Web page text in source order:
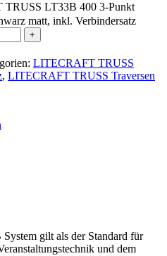
TRUSS LT33B 400 3-Punkt
matt, inkl. Verbindersatz
LITECRAFT TRUSS
, LITECRAFT TRUSS Traversen
gilt als der Standard für
und dem